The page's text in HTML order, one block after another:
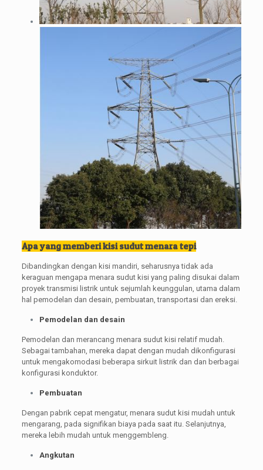
Apa yang memberi kisi sudut menara tepi
Dibandingkan dengan kisi mandiri, seharusnya tidak ada
keraguan mengapa menara sudut kisi yang paling disukai dalam
proyek transmisi listrik untuk sejumlah keunggulan, utama dalam
hal pemodelan dan desain, pembuatan, transportasi dan ereksi.
Pemodelan dan desain
Pemodelan dan merancang menara sudut kisi relatif mudah.
Sebagai tambahan, mereka dapat dengan mudah dikonfigurasi
untuk mengakomodasi beberapa sirkuit listrik dan dan berbagai
konfigurasi konduktor.
Pembuatan
Dengan pabrik cepat mengatur, menara sudut kisi mudah untuk
mengarang, pada signifikan biaya pada saat itu. Selanjutnya,
mereka lebih mudah untuk menggembleng.
Angkutan